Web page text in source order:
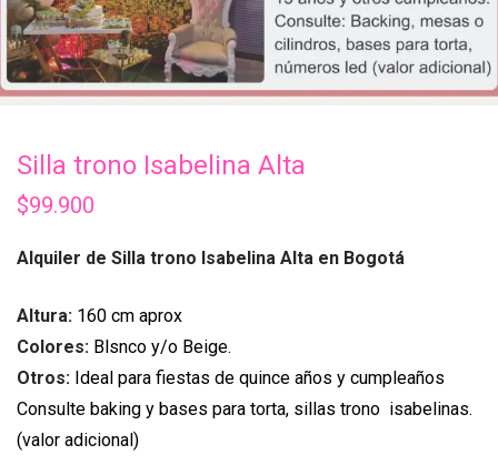
Silla trono Isabelina Alta
$99.900
Alquiler de Silla trono Isabelina Alta en Bogotá
Altura: 160 cm aprox
Colores: Blsnco y/o Beige.
Otros: Ideal para fiestas de quince años y cumpleaños
Consulte baking y bases para torta, sillas trono isabelinas.
(valor adicional)